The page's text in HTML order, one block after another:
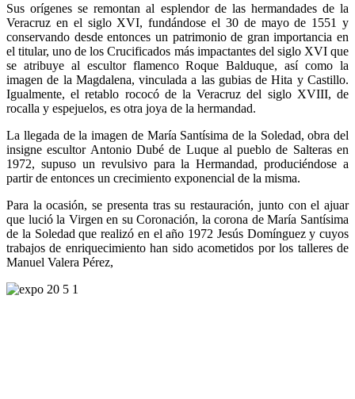
Sus orígenes se remontan al esplendor de las hermandades de la
Veracruz en el siglo XVI, fundándose el 30 de mayo de 1551 y
conservando desde entonces un patrimonio de gran importancia en
el titular, uno de los Crucificados más impactantes del siglo XVI que
se atribuye al escultor flamenco Roque Balduque, así como la
imagen de la Magdalena, vinculada a las gubias de Hita y Castillo.
Igualmente, el retablo rococó de la Veracruz del siglo XVIII, de
rocalla y espejuelos, es otra joya de la hermandad.
La llegada de la imagen de María Santísima de la Soledad, obra del
insigne escultor Antonio Dubé de Luque al pueblo de Salteras en
1972, supuso un revulsivo para la Hermandad, produciéndose a
partir de entonces un crecimiento exponencial de la misma.
Para la ocasión, se presenta tras su restauración, junto con el ajuar
que lució la Virgen en su Coronación, la corona de María Santísima
de la Soledad que realizó en el año 1972 Jesús Domínguez y cuyos
trabajos de enriquecimiento han sido acometidos por los talleres de
Manuel Valera Pérez,